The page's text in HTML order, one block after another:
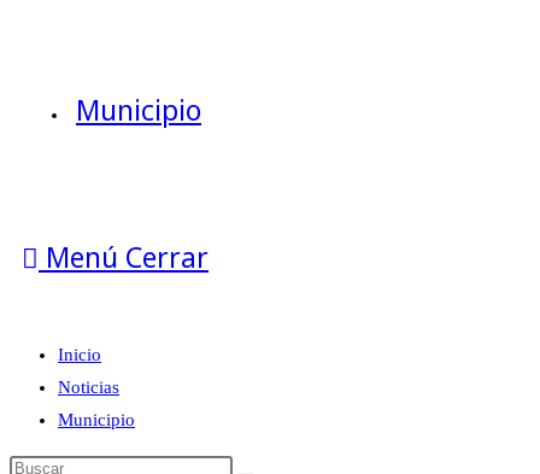
Municipio
Menú Cerrar
Inicio
Noticias
Municipio